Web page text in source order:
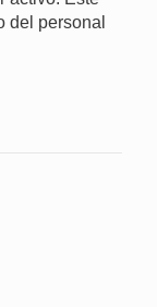
del personal